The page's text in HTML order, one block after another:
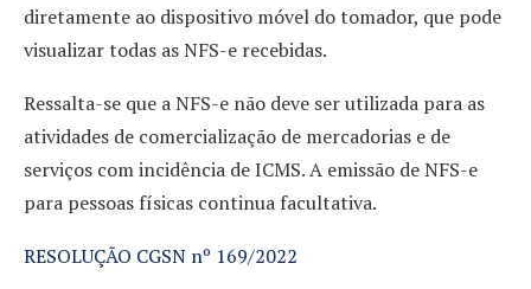
diretamente ao dispositivo móvel do tomador, que pode
visualizar todas as NFS-e recebidas.
Ressalta-se que a NFS-e não deve ser utilizada para as
atividades de comercialização de mercadorias e de
serviços com incidência de ICMS. A emissão de NFS-e
para pessoas físicas continua facultativa.
RESOLUÇÃO CGSN nº 169/2022